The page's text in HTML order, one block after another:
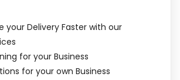
your Delivery Faster with our
for your Business
for your own Business